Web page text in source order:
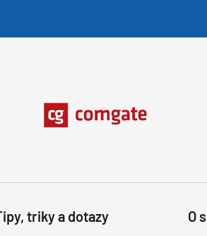
triky a dotazy O